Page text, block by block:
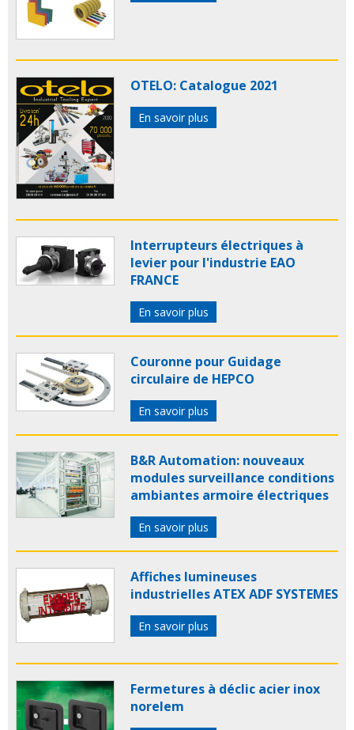
OTELO: Catalogue 2021
En savoir plus
Interrupteurs électriques à
levier pour l'industrie EAO
FRANCE
En savoir plus
Couronne pour Guidage
circulaire de HEPCO
En savoir plus
B&R Automation: nouveaux
modules surveillance conditions
ambiantes armoire électriques
En savoir plus
Affiches lumineuses
industrielles ATEX ADF SYSTEMES
En savoir plus
Fermetures à déclic acier inox
norelem